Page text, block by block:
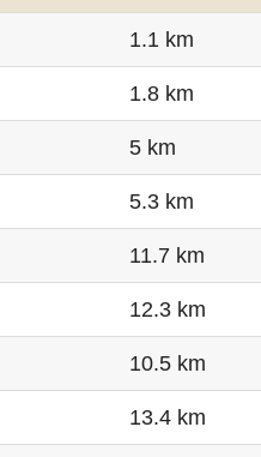
1.1 km
1.8 km
5 km
5.3 km
11.7 km
12.3 km
10.5 km
13.4 km